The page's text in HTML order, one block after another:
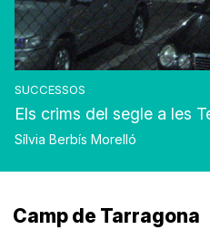
SUCCESSOS
Els crims del segle a les
Sílvia Berbís Morelló
Camp de Tarragona